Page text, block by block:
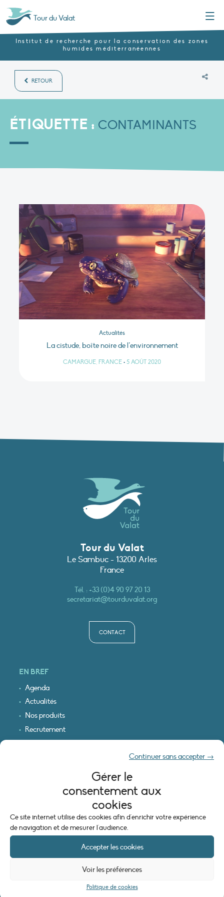
Gérer le
consentement aux
cookies
Ce site internet utilise des cookies afin d'enrichir votre expérience
de navigation et de mesurer l'audience.
Accepter les cookies
Continuer sans accepter →
Voir les préférences
Politique de cookies
Tour du Valat
Institut de recherche pour la conservation des zones
humides méditerranéennes
RETOUR
ÉTIQUETTE : CONTAMINANTS
Actualités
La cistude, boîte noire de l’environnement
CAMARGUE, FRANCE • 5 AOÛT 2020
Tour du Valat
Le Sambuc - 13200 Arles
France
Tél. :+33 (0)4 90 97 20 13
secretariat@tourduvalat.org
CONTACT
EN BREF
Agenda
Actualités
Nos produits
Recrutement
Recevoir nos infos
INFORMATIONS LÉGALES
Mentions légales
Politique de cookies (UE)